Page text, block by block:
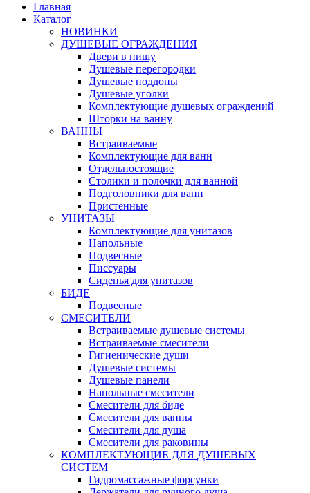
Главная
Каталог
НОВИНКИ
ДУШЕВЫЕ ОГРАЖДЕНИЯ
Двери в нишу
Душевые перегородки
Душевые поддоны
Душевые уголки
Комплектующие душевых ограждений
Шторки на ванну
ВАННЫ
Встраиваемые
Комплектующие для ванн
Отдельностоящие
Столики и полочки для ванной
Подголовники для ванн
Пристенные
УНИТАЗЫ
Комплектующие для унитазов
Напольные
Подвесные
Писсуары
Сиденья для унитазов
БИДЕ
Подвесные
СМЕСИТЕЛИ
Встраиваемые душевые системы
Встраиваемые смесители
Гигиенические души
Душевые системы
Душевые панели
Напольные смесители
Смесители для биде
Смесители для ванны
Смесители для душа
Смесители для раковины
КОМПЛЕКТУЮЩИЕ ДЛЯ ДУШЕВЫХ
СИСТЕМ
Гидромассажные форсунки